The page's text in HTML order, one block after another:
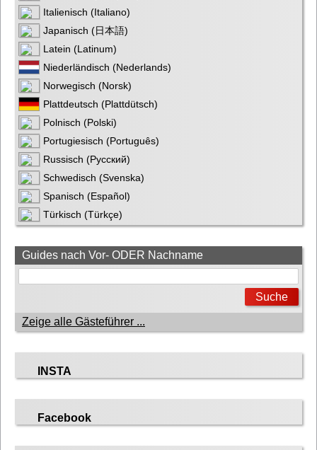
Italienisch (Italiano)
Japanisch (日本語)
Latein (Latinum)
Niederländisch (Nederlands)
Norwegisch (Norsk)
Plattdeutsch (Plattdütsch)
Polnisch (Polski)
Portugiesisch (Português)
Russisch (Русский)
Schwedisch (Svenska)
Spanisch (Español)
Türkisch (Türkçe)
Guides nach Vor- ODER Nachname
Zeige alle Gästeführer ...
INSTA
Facebook